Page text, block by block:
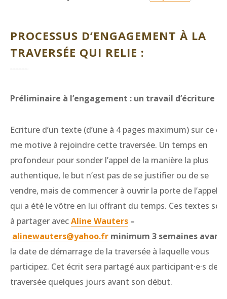
PROCESSUS D’ENGAGEMENT À LA
TRAVERSÉE QUI RELIE :
Préliminaire à l’engagement : un travail d’écriture
Ecriture d’un texte (d’une à 4 pages maximum) sur ce
me motive à rejoindre cette traversée. Un temps en
profondeur pour sonder l’appel de la manière la plus
authentique, le but n’est pas de se justifier ou de se
vendre, mais de commencer à ouvrir la porte de l’appel
qui a été le vôtre en lui offrant du temps. Ces textes
à partager avecAline Wauters –
alinewauters@yahoo.fr minimum 3 semaines avant
la date de démarrage de la traversée à laquelle vous
participez. Cet écrit sera partagé aux participant·e·s de la
traversée quelques jours avant son début.